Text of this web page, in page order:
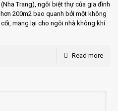
Trang), ngôi biệt thự của gia đình
200m2 bao quanh bởi một không
mang lại cho ngôi nhà không khí
Read more